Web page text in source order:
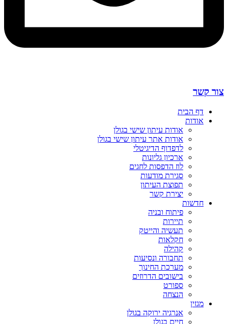
צור קשר
דף הבית
אודות
אודות עיתון שישי בגולן
אודות אתר עיתון שישי בגולן
לדפדוף הדיגיטלי
ארכיון גליונות
לוז הדפסות לחגים
סגירת מודעות
תפוצת העיתון
יצירת קשר
חדשות
פיתוח ובניה
תיירות
תעשיה והייטק
חקלאות
קהילה
תחבורה ונסיעות
מערכת החינוך
בישובים הדרוזים
ספורט
הנצחה
מגזין
אנרגיה ירוקה בגולן
חיים בגולן